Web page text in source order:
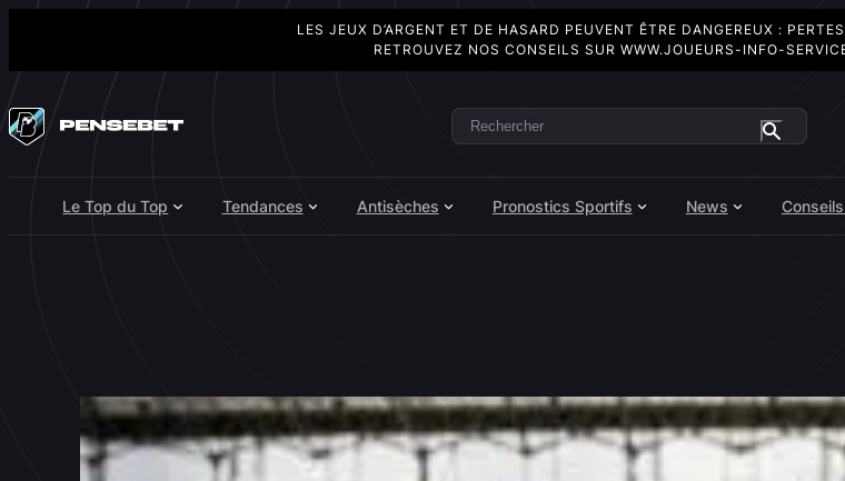
LES JEUX D’ARGENT ET DE HASARD PEUVENT ÊTRE DANGEREUX :
RETROUVEZ NOS CONSEILS SUR WWW.JOUEURS-INFO-
au
contenu
Rechercher
Le Top du Top Tendances Antisèches Pronostics Sportifs News